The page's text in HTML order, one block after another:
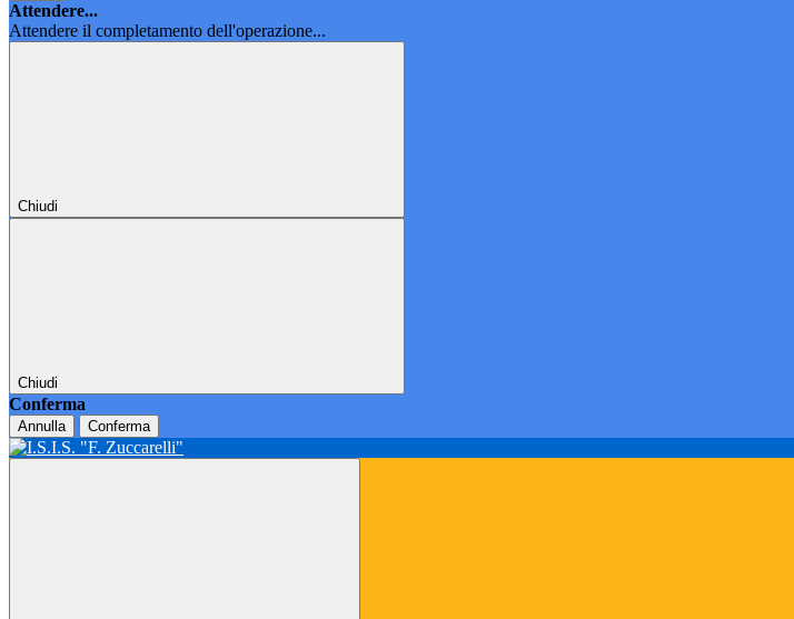
Attendere...
Attendere il completamento dell'operazione...
Chiudi
Chiudi
Conferma
Annulla Conferma